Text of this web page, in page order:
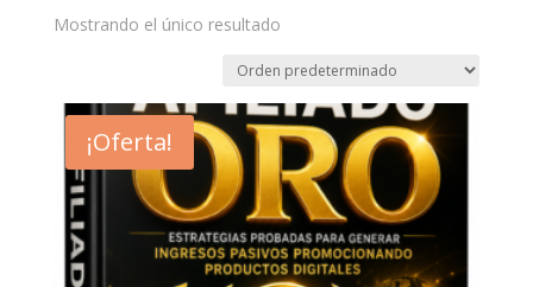
Mostrando el único resultado
¡Oferta!